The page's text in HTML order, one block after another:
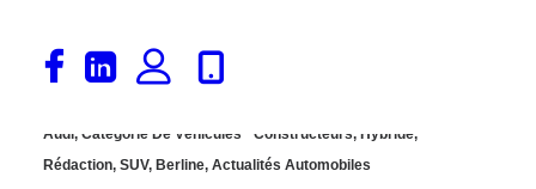
Audi, Catégorie De Véhicules Constructeurs, Hybride,
Rédaction, SUV, Berline, Actualités Automobiles